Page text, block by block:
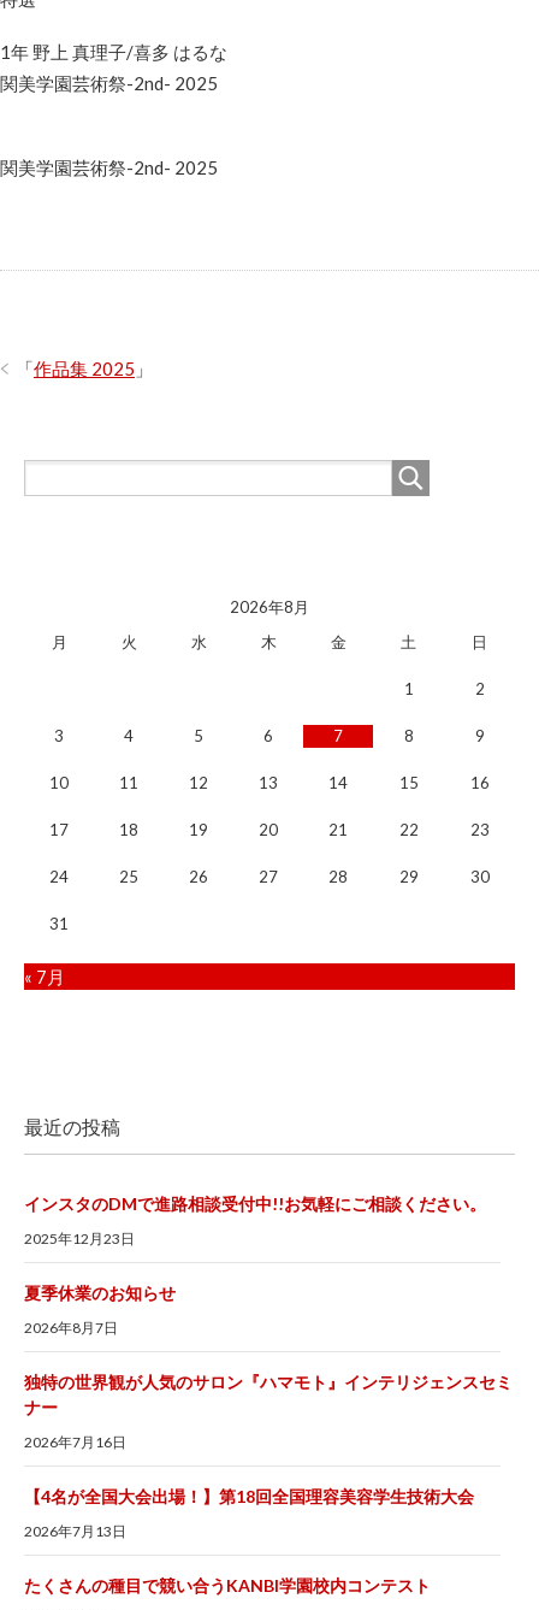
1年 野上 真理子/喜多 はるな
関美学園芸術祭-2nd- 2025
関美学園芸術祭-2nd- 2025
「作品集 2025 」
2026年8月
月
火 水 木 金 土 日
1 2
3 4 5 6 7 8 9
10 11 12 13 14 15 16
17 18 19 20 21 22 23
24 25 26 27 28 29 30
31
« 7月
最近の投稿
インスタのDMで進路相談受付中!!お気軽にご相談ください。
2025年12月23日
夏季休業のお知らせ
2026年8月7日
独特の世界観が人気のサロン『ハマモト』インテリジェンスセミ
ナー
2026年7月16日
【4名が全国大会出場！】第18回全国理容美容学生技術大会
2026年7月13日
たくさんの種目で競い合うKANBI学園校内コンテスト